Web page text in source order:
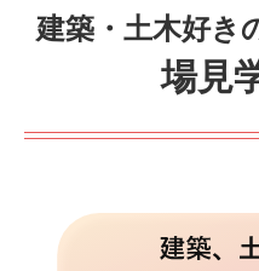
建築・土木好き
場見